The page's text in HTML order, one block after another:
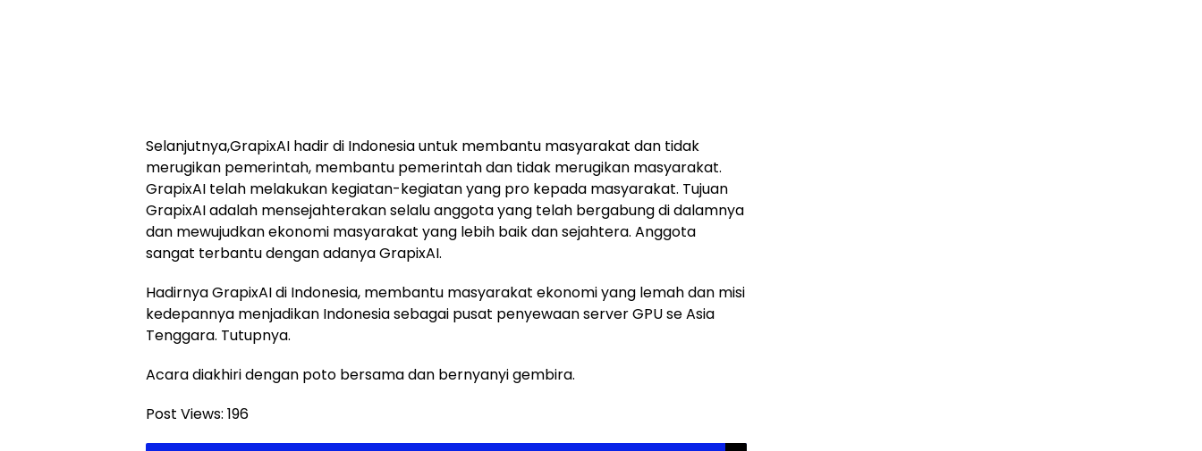
Selanjutnya,GrapixAI hadir di Indonesia untuk membantu masyarakat dan tidak
merugikan pemerintah, membantu pemerintah dan tidak merugikan masyarakat.
GrapixAI telah melakukan kegiatan-kegiatan yang pro kepada masyarakat. Tujuan
GrapixAI adalah mensejahterakan selalu anggota yang telah bergabung di dalamnya
dan mewujudkan ekonomi masyarakat yang lebih baik dan sejahtera. Anggota
sangat terbantu dengan adanya GrapixAI.
Hadirnya GrapixAI di Indonesia, membantu masyarakat ekonomi yang lemah dan misi
kedepannya menjadikan Indonesia sebagai pusat penyewaan server GPU se Asia
Tenggara. Tutupnya.
Acara diakhiri dengan poto bersama dan bernyanyi gembira.
Post Views: 196